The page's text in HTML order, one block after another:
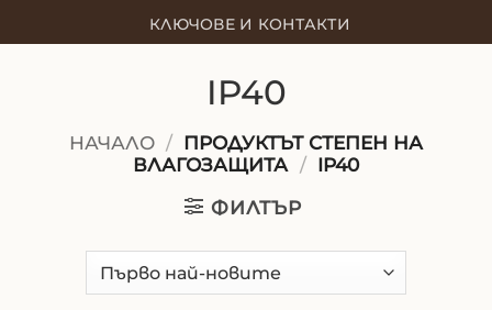
КЛЮЧОВЕ И КОНТАКТИ
IP40
НАЧАЛО / ПРОДУКТЪТ СТЕПЕН НА
ВЛАГОЗАЩИТА / IP40
ФИЛТЪР